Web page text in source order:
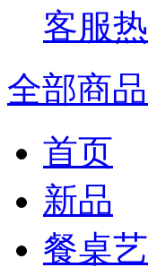
客服
全部商
首页
新品
餐桌